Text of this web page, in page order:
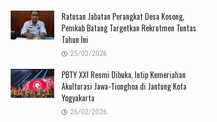
Ratusan Jabatan Perangkat Desa Kosong,
Pemkab Batang Targetkan Rekrutmen Tuntas
Tahun Ini
25/03/2026
PBTY XXI Resmi Dibuka, Intip Kemeriahan
Akulturasi Jawa-Tionghoa di Jantung Kota
Yogyakarta
26/02/2026